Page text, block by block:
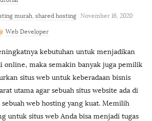
murah shared hosting November 16, 2020
Web Developer
kebutuhan untuk menjadikan
online, maka semakin banyak juga pemilik
situs web untuk keberadaan bisnis
utama agar sebuah situs website ada di
web hosting yang kuat. Memilih
untuk situs web Anda bisa menjadi tugas